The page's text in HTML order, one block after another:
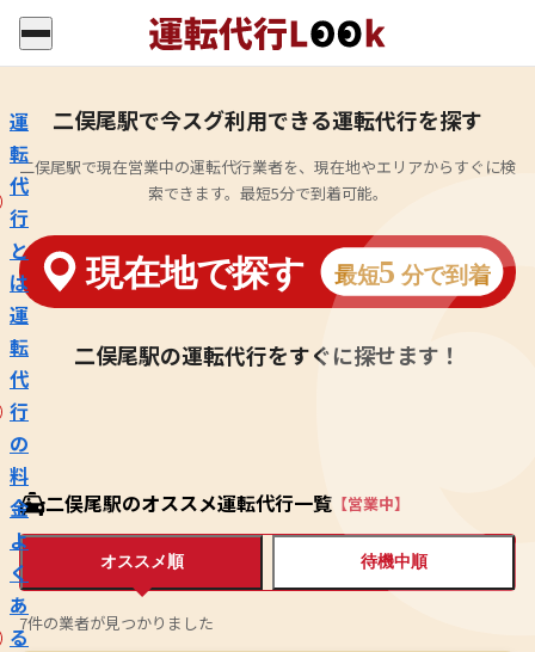
運
転
代
行
と
は
運
転
代
行
の
料
金
よ
く
あ
る
二俣尾駅で今スグ利用できる運転代行を探す
二俣尾駅で現在営業中の運転代行業者を、現在地やエリアからすぐに検
索できます。最短5分で到着可能。
二俣尾駅の運転代行をすぐに探せます！
二俣尾駅のオススメ運転代行一覧 【営業中】
オススメ順 待機中順
7件の業者が見つかりました